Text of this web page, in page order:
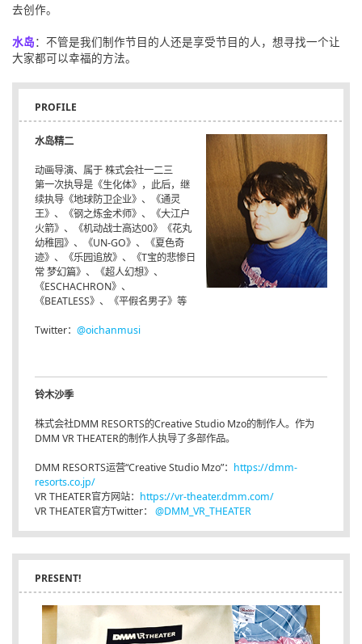
去创作。
水岛：不管是我们制作节目的人还是享受节目的人，想寻找一个让
大家都可以幸福的方法。
PROFILE
水岛精二
动画导演、属于 株式会社一二三
第一次执导是《生化体》，此后，继
续执导《地球防卫企业》、《通灵
王》、《钢之炼金术师》、《大江户
火箭》、《机动战士高达00》《花丸
幼稚园》、《UN-GO》、《夏色奇
迹》、《乐园追放》、《T宝的悲惨日
常 梦幻篇》、《超人幻想》、
《ESCHACHRON》、
《BEATLESS》、《平假名男子》等
Twitter： @oichanmusi
铃木沙季
株式会社DMM RESORTS的Creative Studio Mzo的制作人。作为
DMM VR THEATER的制作人执导了多部作品。
DMM RESORTS运营“Creative Studio Mzo”： https://dmm-
resorts.co.jp/
VR THEATER官方网站： https://vr-theater.dmm.com/
VR THEATER官方Twitter： @DMM_VR_THEATER
PRESENT!